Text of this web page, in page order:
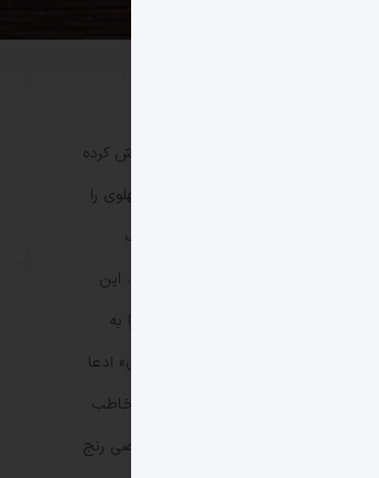
(به خصوص زن‌های ایرانی) جا خوش کرده
جامعه‌ی ایران در دوره‌ی حکومت پهلوی را
به نحوی صدای زنان را به گوش مخاطب
سلطنت محمدرضا شاه رخ می‌دهد. این
این رمان، دیدگاه یک زن ضد سلطنت را به
«حق زن، نوشتن و آموزش در ایران» ادعا
تلاش کرد صدای زنانی را به گوش مخاطب
در حوزه‌ها و فضاهای عمومی و خصوصی رنج